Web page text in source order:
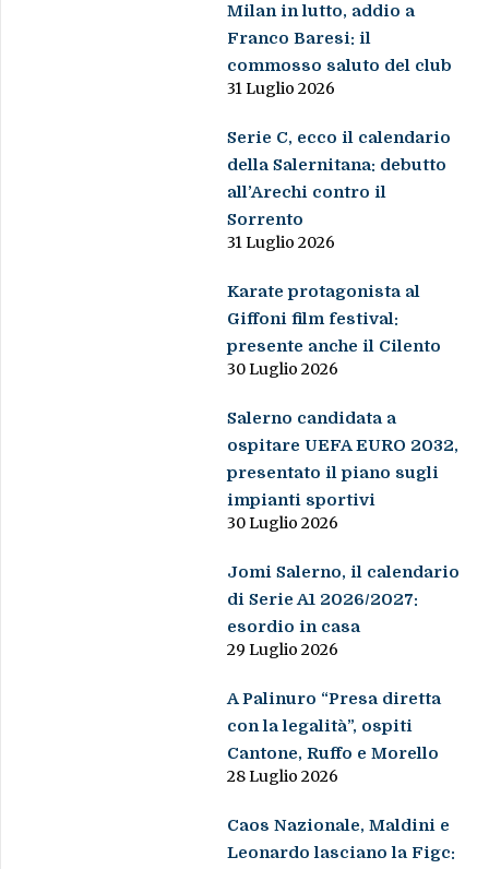
Milan in lutto, addio a
Franco Baresi: il
commosso saluto del club
31 Luglio 2026
Serie C, ecco il calendario
della Salernitana: debutto
all’Arechi contro il
Sorrento
31 Luglio 2026
Karate protagonista al
Giffoni film festival:
presente anche il Cilento
30 Luglio 2026
Salerno candidata a
ospitare UEFA EURO 2032,
presentato il piano sugli
impianti sportivi
30 Luglio 2026
Jomi Salerno, il calendario
di Serie A1 2026/2027:
esordio in casa
29 Luglio 2026
A Palinuro “Presa diretta
con la legalità”, ospiti
Cantone, Ruffo e Morello
28 Luglio 2026
Caos Nazionale, Maldini e
Leonardo lasciano la Figc: